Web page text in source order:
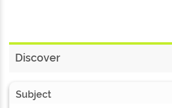
Discover
Subject